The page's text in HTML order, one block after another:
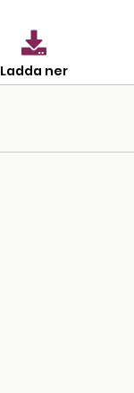
Ladda ner